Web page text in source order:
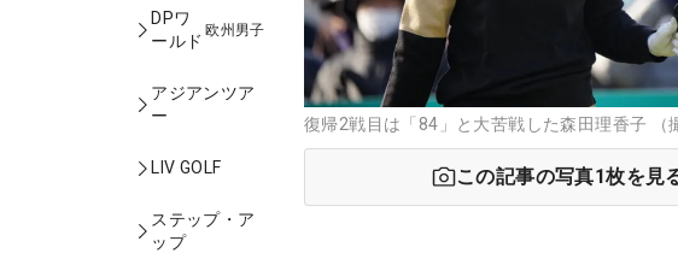
DPワ
ールド
欧州男子
アジアンツア
ー
LIV GOLF
ステップ・ア
ップ
復帰2戦目は「84」と大苦戦した森田理香子 （
この記事の写真1枚を見